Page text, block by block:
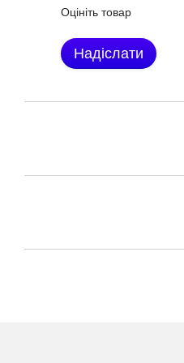
Оцініть товар
Надіслати